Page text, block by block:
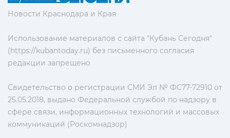
Новости Краснодара и Края
Использование материалов с сайта "Кубань Сегодня"
(https://kubantoday.ru) без письменного согласия
редакции запрещено
Свидетельство о регистрации СМИ Эл № ФС77-72910 от
25.05.2018, выдано Федеральной службой по надзору в
сфере связи, информационных технологий и массовых
коммуникаций (Роскомнадзор)